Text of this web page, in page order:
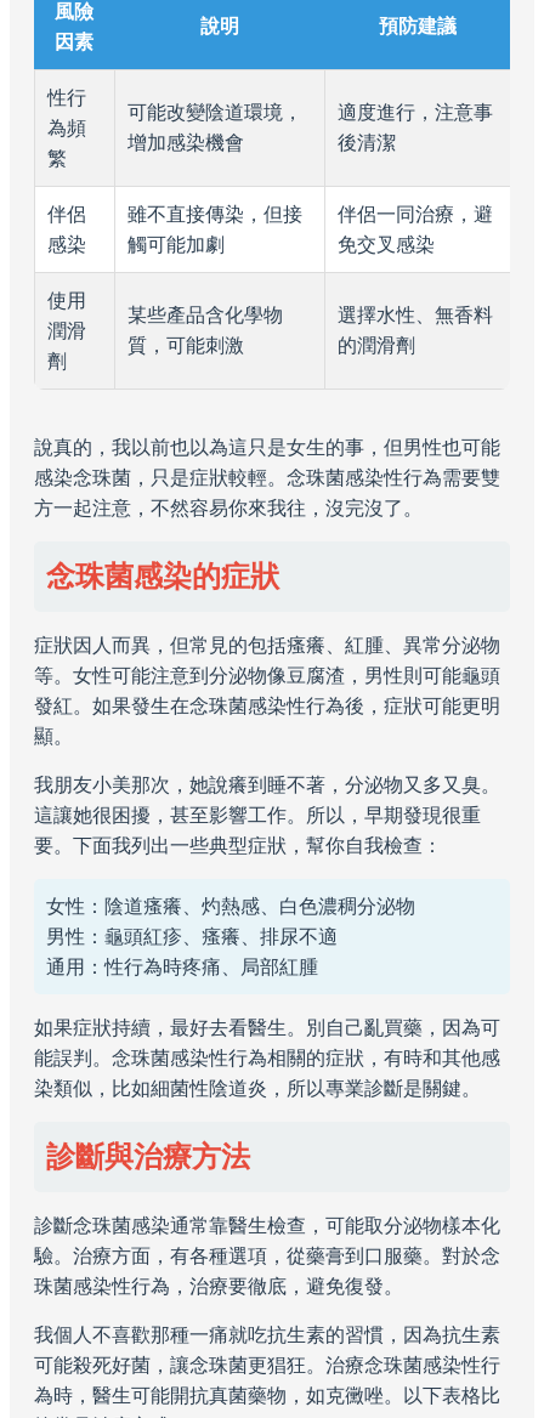
風險
因素
說明 預防建議
性行
為頻
繁
可能改變陰道環境，
增加感染機會
適度進行，注意事
後清潔
伴侶
感染
雖不直接傳染，但接
觸可能加劇
伴侶一同治療，避
免交叉感染
使用
潤滑
劑
某些產品含化學物
質，可能刺激
選擇水性、無香料
的潤滑劑
說真的，我以前也以為這只是女生的事，但男性也可能
感染念珠菌，只是症狀較輕。念珠菌感染性行為需要雙
方一起注意，不然容易你來我往，沒完沒了。
念珠菌感染的症狀
症狀因人而異，但常見的包括瘙癢、紅腫、異常分泌物
等。女性可能注意到分泌物像豆腐渣，男性則可能龜頭
發紅。如果發生在念珠菌感染性行為後，症狀可能更明
顯。
我朋友小美那次，她說癢到睡不著，分泌物又多又臭。
這讓她很困擾，甚至影響工作。所以，早期發現很重
要。下面我列出一些典型症狀，幫你自我檢查：
女性：陰道瘙癢、灼熱感、白色濃稠分泌物
男性：龜頭紅疹、瘙癢、排尿不適
通用：性行為時疼痛、局部紅腫
如果症狀持續，最好去看醫生。別自己亂買藥，因為可
能誤判。念珠菌感染性行為相關的症狀，有時和其他感
染類似，比如細菌性陰道炎，所以專業診斷是關鍵。
診斷與治療方法
診斷念珠菌感染通常靠醫生檢查，可能取分泌物樣本化
驗。治療方面，有各種選項，從藥膏到口服藥。對於念
珠菌感染性行為，治療要徹底，避免復發。
我個人不喜歡那種一痛就吃抗生素的習慣，因為抗生素
可能殺死好菌，讓念珠菌更猖狂。治療念珠菌感染性行
為時，醫生可能開抗真菌藥物，如克黴唑。以下表格比